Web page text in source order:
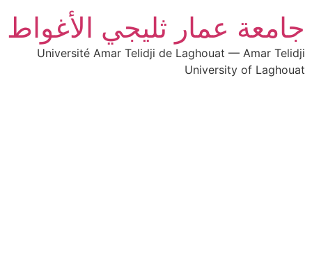
جامعة عمار ثليجي الأغواط
Université Amar Telidji de Laghouat — Amar Telidji
University of Laghouat